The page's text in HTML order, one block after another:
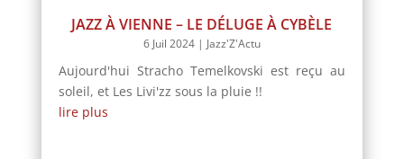
JAZZ À VIENNE – LE DÉLUGE À CYBÈLE
6 Juil 2024| Jazz'Z'Actu
Aujourd'hui Stracho Temelkovski est reçu au
soleil, et Les Livi'zz sous la pluie !!
lire plus